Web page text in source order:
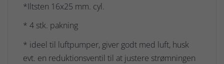
*Iltsten 16x25 mm. cyl.
* 4 stk. pakning
* ideel til luftpumper, giver godt med luft, husk
evt. en reduktionsventil til at justere strømningen